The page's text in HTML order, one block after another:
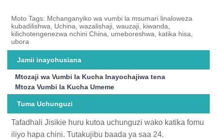
Moto Tags: Mchanganyiko wa vumbi la msumari linaloweza
kubadilishwa, Uchina, wazalishaji, wauzaji, kiwanda,
kilichotengenezwa nchini China, umeboreshwa, katika hisa,
ubora
Jamii inayohusiana
Mtozaji wa Vumbi la Kucha Inayochajiwa tena
Mtoza Vumbi la Kucha Umeme
Tuma Uchunguzi
Tafadhali Jisikie huru kutoa uchunguzi wako katika fomu
iliyo hapa chini. Tutakujibu baada ya saa 24.